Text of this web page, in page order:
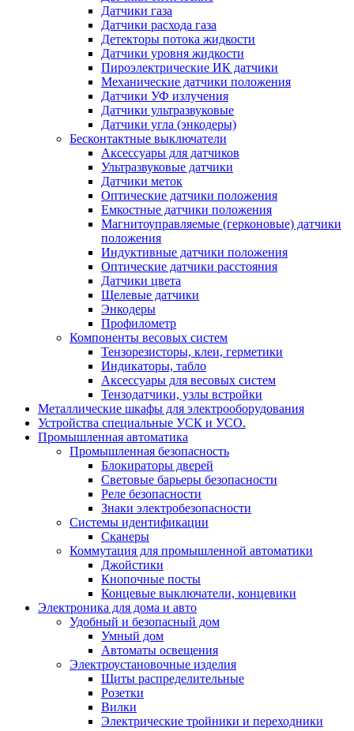
Датчики газа
Датчики расхода газа
Детекторы потока жидкости
Датчики уровня жидкости
Пироэлектрические ИК датчики
Механические датчики положения
Датчики УФ излучения
Датчики ультразвуковые
Датчики угла (энкодеры)
Бесконтактные выключатели
Аксессуары для датчиков
Ультразвуковые датчики
Датчики меток
Оптические датчики положения
Емкостные датчики положения
Магнитоуправляемые (герконовые) датчики
положения
Индуктивные датчики положения
Оптические датчики расстояния
Датчики цвета
Щелевые датчики
Энкодеры
Профилометр
Компоненты весовых систем
Тензорезисторы, клеи, герметики
Индикаторы, табло
Аксессуары для весовых систем
Тензодатчики, узлы встройки
Металлические шкафы для электрооборудования
Устройства специальные УСК и УСО.
Промышленная автоматика
Промышленная безопасность
Блокираторы дверей
Световые барьеры безопасности
Реле безопасности
Знаки электробезопасности
Системы идентификации
Сканеры
Коммутация для промышленной автоматики
Джойстики
Кнопочные посты
Концевые выключатели, концевики
Электроника для дома и авто
Удобный и безопасный дом
Умный дом
Автоматы освещения
Электроустановочные изделия
Щиты распределительные
Розетки
Вилки
Электрические тройники и переходники